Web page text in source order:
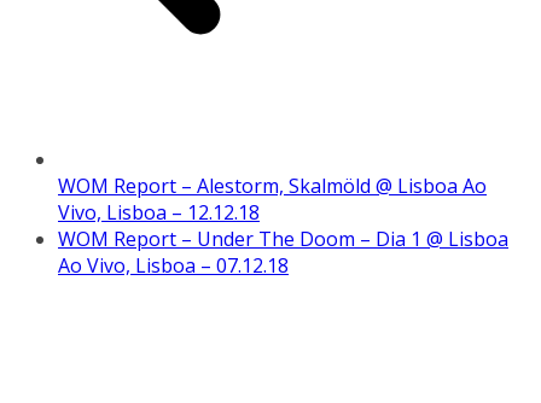
WOM Report – Alestorm, Skalmöld @ Lisboa Ao
Vivo, Lisboa – 12.12.18
WOM Report – Under The Doom – Dia 1 @ Lisboa
Ao Vivo, Lisboa – 07.12.18